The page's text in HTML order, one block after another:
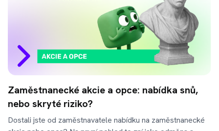
Zaměstnanecké akcie a opce: nabídka snů,
nebo skryté riziko?
Dostali jste od zaměstnavatele nabídku na zaměstnanecké